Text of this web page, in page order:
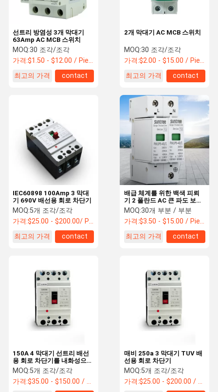
2개 막대기 AC MCB 스위치
MOQ:30 조각/조각
가격:$2.00 - $15.00 / Piece
최고의 가격
contact
선트리 방염성 3개 막대기
63Amp AC MCB 스위치
MOQ:30 조각/조각
가격:$1.50 - $12.00 / Piece
최고의 가격
contact
배급 체계를 위한 백색 피뢰
기 2 폴란드 AC 큰 파도 보호
자
MOQ:30개 부분 / 부분
가격:$3.50 - $15.00 / Piece
최고의 가격
contact
IEC60898 100Amp 3 막대
기 690V 배선용 회로 차단기
MOQ:5개 조각/조각
가격:$25.00 - $200.00/ Piece
최고의 가격
contact
매비 250a 3 막대기 TUV 배
선용 회로 차단기
MOQ:5개 조각/조각
가격:$25.00 - $200.00 / Piece
150A 4 막대기 선트리 배선
용 회로 차단기를 내화성으로
하세요
MOQ:5개 조각/조각
가격:$35.00 - $150.00 / Piece